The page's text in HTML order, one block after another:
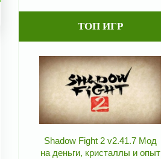
ТОП ИГР
Shadow Fight 2 v2.41.7 Мод
на деньги, кристаллы и опыт